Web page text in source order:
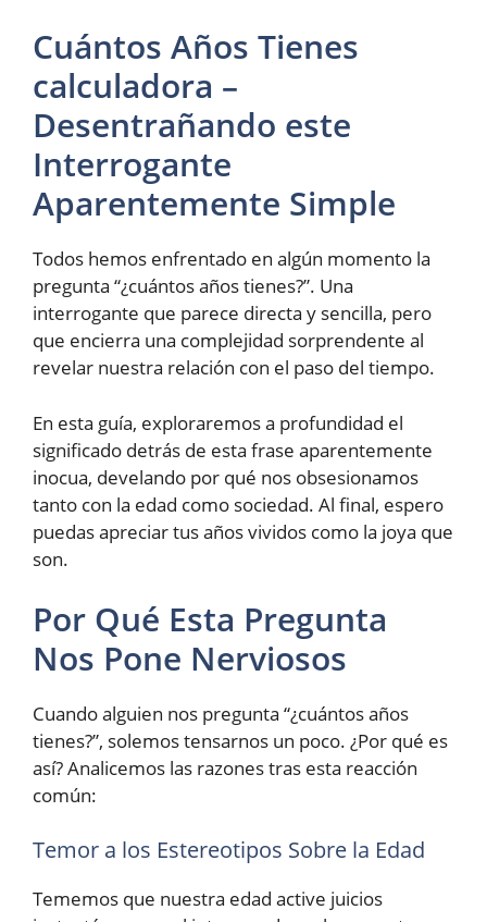
Cuántos Años Tienes
calculadora –
Desentrañando este
Interrogante
Aparentemente Simple
Todos hemos enfrentado en algún momento la
pregunta “¿cuántos años tienes?”. Una
interrogante que parece directa y sencilla, pero
que encierra una complejidad sorprendente al
revelar nuestra relación con el paso del tiempo.
En esta guía, exploraremos a profundidad el
significado detrás de esta frase aparentemente
inocua, develando por qué nos obsesionamos
tanto con la edad como sociedad. Al final, espero
puedas apreciar tus años vividos como la joya que
son.
Por Qué Esta Pregunta
Nos Pone Nerviosos
Cuando alguien nos pregunta “¿cuántos años
tienes?”, solemos tensarnos un poco. ¿Por qué es
así? Analicemos las razones tras esta reacción
común:
Temor a los Estereotipos Sobre la Edad
Tememos que nuestra edad active juicios